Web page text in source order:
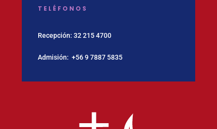
TELÉFONOS
Recepción: 32 215 4700
Admisión: ‪+56 9 7887 5835